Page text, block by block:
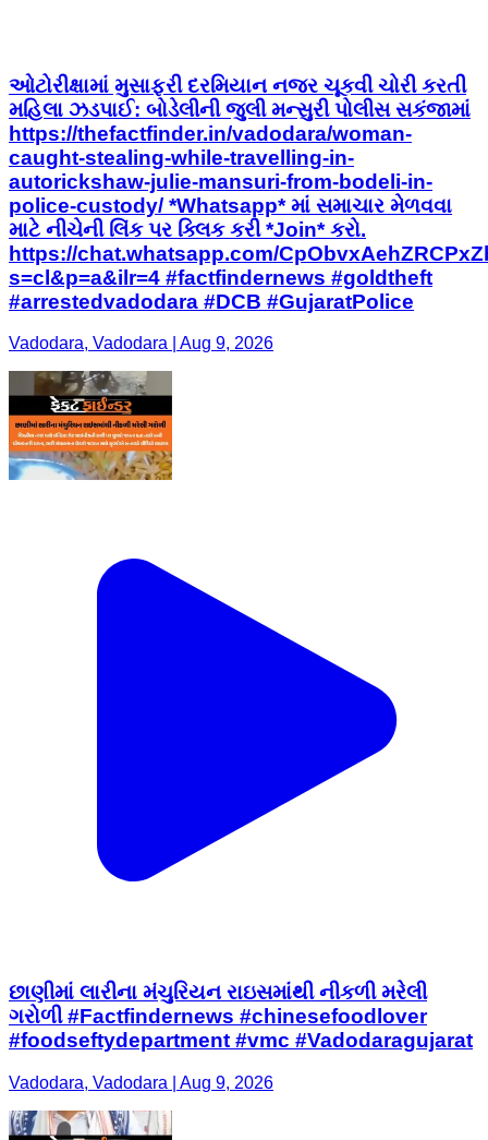
ઓટોરીક્ષામાં મુસાફરી દરમિયાન નજર ચૂકવી ચોરી કરતી
મહિલા ઝડપાઈ: બોડેલીની જુલી મન્સુરી પોલીસ સકંજામાં
https://thefactfinder.in/vadodara/woman-
caught-stealing-while-travelling-in-
autorickshaw-julie-mansuri-from-bodeli-in-
police-custody/ *Whatsapp* માં સમાચાર મેળવવા
માટે નીચેની લિંક પર ક્લિક કરી *Join* કરો.
https://chat.whatsapp.com/
s=cl&p=a&ilr=4 #factfindernews #goldtheft
#arrestedvadodara #DCB #GujaratPolice
Vadodara, Vadodara | Aug 9, 2026
છાણીમાં લારીના મંચુરિયન રાઇસમાંથી નીકળી મરેલી
ગરોળી #Factfindernews #chinesefoodlover
#foodseftydepartment #vmc #Vadodaragujarat
Vadodara, Vadodara | Aug 9, 2026